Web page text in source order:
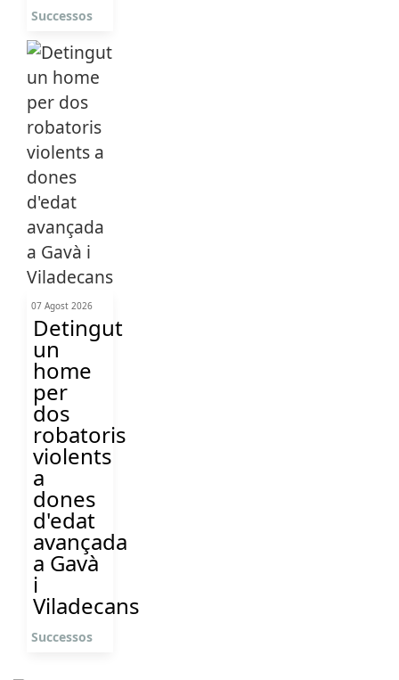
Successos
07 Agost 2026
Detingut
un
home
per
dos
robatoris
violents
a
dones
d'edat
avançada
a Gavà
i
Viladecans
Successos